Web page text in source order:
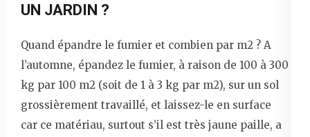
UN JARDIN ?
Quand épandre le fumier et combien par m2 ? A
l’automne, épandez le fumier, à raison de 100 à 300
kg par 100 m2 (soit de 1 à 3 kg par m2), sur un sol
grossièrement travaillé, et laissez-le en surface
car ce matériau, surtout s’il est très jaune paille, a